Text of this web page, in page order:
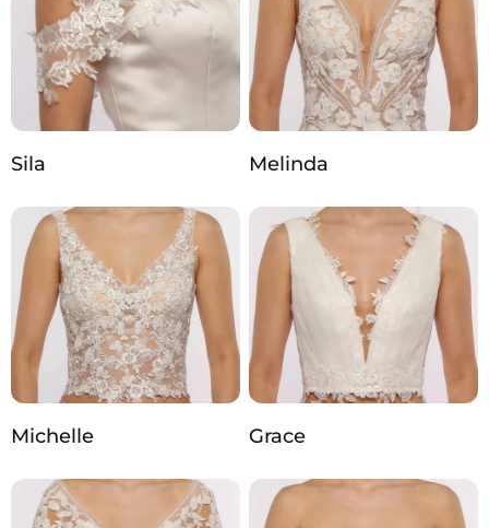
Sila Melinda
Michelle Grace